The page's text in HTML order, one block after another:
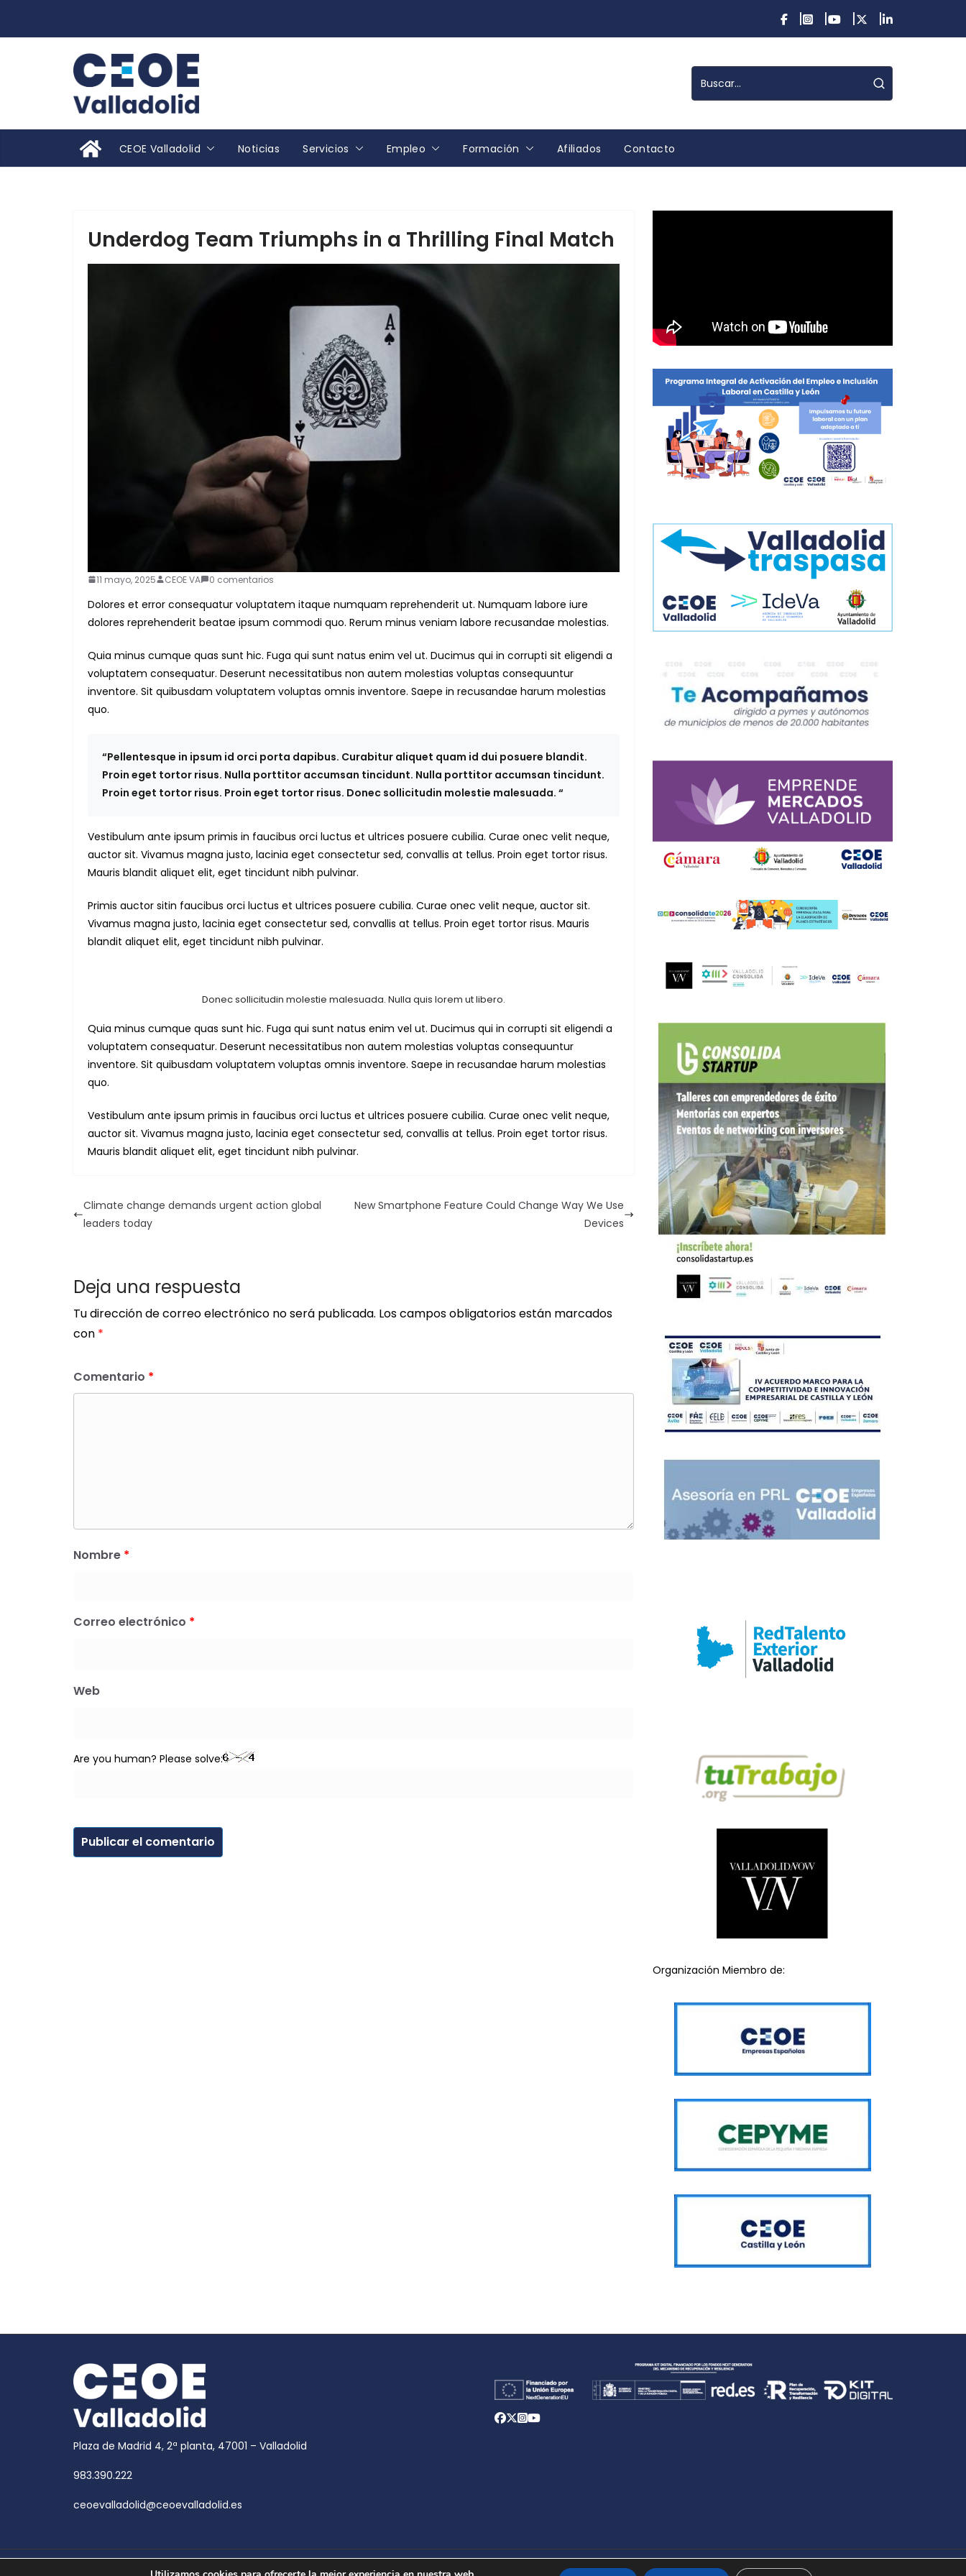
CEOE Valladolid Noticias Servicios Empleo Formación Afiliados Contacto
Underdog Team Triumphs in a Thrilling Final Match
11 mayo, 2025 CEOE VA 0 comentarios
Dolores et error consequatur voluptatem itaque numquam reprehenderit ut. Numquam labore iure
dolores reprehenderit beatae ipsum commodi quo. Rerum minus veniam labore recusandae molestias.
Quia minus cumque quas sunt hic. Fuga qui sunt natus enim vel ut. Ducimus qui in corrupti sit eligendi a
voluptatem consequatur. Deserunt necessitatibus non autem molestias voluptas consequuntur
inventore. Sit quibusdam voluptatem voluptas omnis inventore. Saepe in recusandae harum molestias
quo.
“Pellentesque in ipsum id orci porta dapibus. Curabitur aliquet quam id dui posuere blandit.
Proin eget tortor risus. Nulla porttitor accumsan tincidunt. Nulla porttitor accumsan tincidunt.
Proin eget tortor risus. Proin eget tortor risus. Donec sollicitudin molestie malesuada. “
Vestibulum ante ipsum primis in faucibus orci luctus et ultrices posuere cubilia. Curae onec velit neque,
auctor sit. Vivamus magna justo, lacinia eget consectetur sed, convallis at tellus. Proin eget tortor risus.
Mauris blandit aliquet elit, eget tincidunt nibh pulvinar.
Primis auctor sitin faucibus orci luctus et ultrices posuere cubilia. Curae onec velit neque, auctor sit.
Vivamus magna justo, lacinia eget consectetur sed, convallis at tellus. Proin eget tortor risus. Mauris
blandit aliquet elit, eget tincidunt nibh pulvinar.
Donec sollicitudin molestie malesuada. Nulla quis lorem ut libero.
Quia minus cumque quas sunt hic. Fuga qui sunt natus enim vel ut. Ducimus qui in corrupti sit eligendi a
voluptatem consequatur. Deserunt necessitatibus non autem molestias voluptas consequuntur
inventore. Sit quibusdam voluptatem voluptas omnis inventore. Saepe in recusandae harum molestias
quo.
Vestibulum ante ipsum primis in faucibus orci luctus et ultrices posuere cubilia. Curae onec velit neque,
auctor sit. Vivamus magna justo, lacinia eget consectetur sed, convallis at tellus. Proin eget tortor risus.
Mauris blandit aliquet elit, eget tincidunt nibh pulvinar.
Climate change demands urgent action global
leaders today
New Smartphone Feature Could Change Way We Use
Devices
Deja una respuesta
Tu dirección de correo electrónico no será publicada. Los campos obligatorios están marcados
con *
Comentario *
Nombre *
Correo electrónico *
Web
Are you human? Please solve:
Organización Miembro de:
Plaza de Madrid 4, 2ª planta, 47001 – Valladolid
983.390.222
ceoevalladolid@ceoevalladolid.es